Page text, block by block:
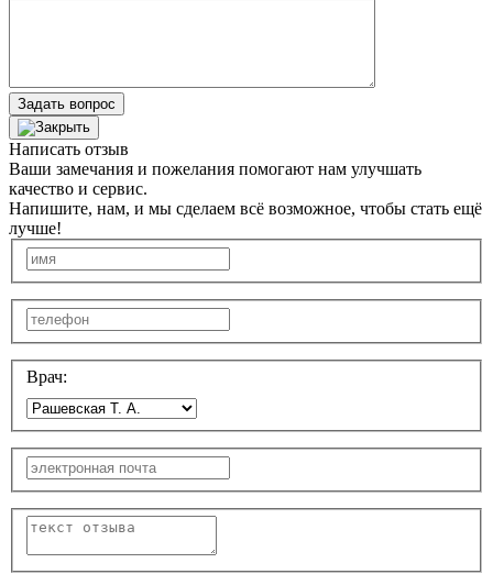
Задать вопрос
Написать отзыв
Ваши замечания и пожелания помогают нам улучшать
качество и сервис.
Напишите, нам, и мы сделаем всё возможное, чтобы стать ещё
лучше!
Врач: